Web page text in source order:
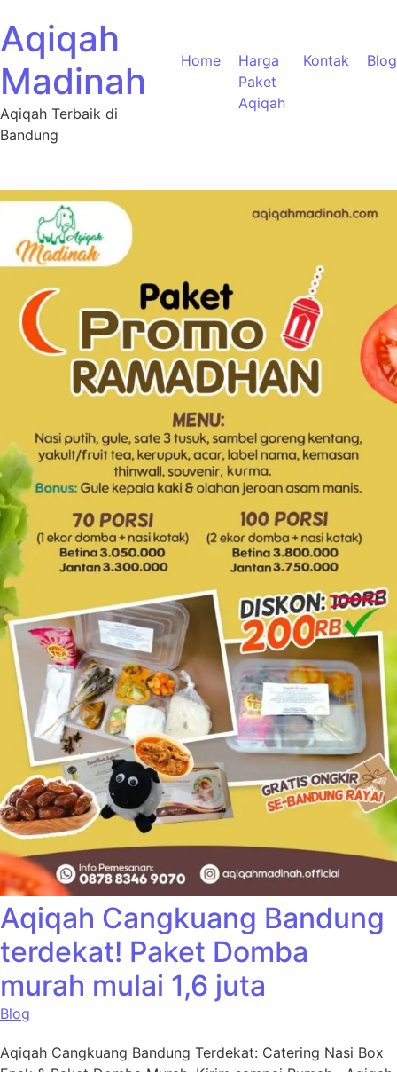
Aqiqah
Madinah
Aqiqah Terbaik di
Bandung
Home
Harga
Paket
Aqiqah
Kontak Blog
Aqiqah Cangkuang Bandung
terdekat! Paket Domba
murah mulai 1,6 juta
Blog
Aqiqah Cangkuang Bandung Terdekat: Catering Nasi Box